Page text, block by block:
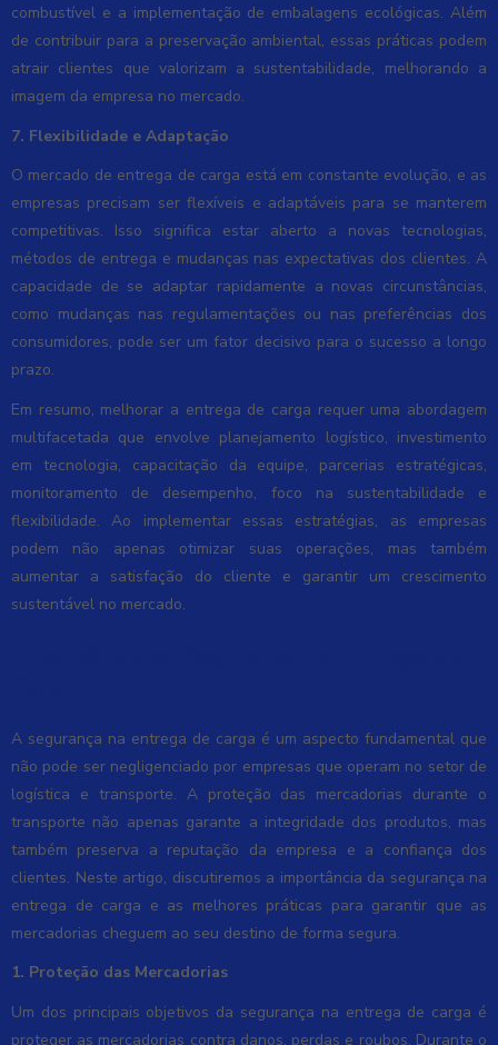
combustível e a implementação de embalagens ecológicas. Além
de contribuir para a preservação ambiental, essas práticas podem
atrair clientes que valorizam a sustentabilidade, melhorando a
imagem da empresa no mercado.
7. Flexibilidade e Adaptação
O mercado de entrega de carga está em constante evolução, e as
empresas precisam ser flexíveis e adaptáveis para se manterem
competitivas. Isso significa estar aberto a novas tecnologias,
métodos de entrega e mudanças nas expectativas dos clientes. A
capacidade de se adaptar rapidamente a novas circunstâncias,
como mudanças nas regulamentações ou nas preferências dos
consumidores, pode ser um fator decisivo para o sucesso a longo
prazo.
Em resumo, melhorar a entrega de carga requer uma abordagem
multifacetada que envolve planejamento logístico, investimento
em tecnologia, capacitação da equipe, parcerias estratégicas,
monitoramento de desempenho, foco na sustentabilidade e
flexibilidade. Ao implementar essas estratégias, as empresas
podem não apenas otimizar suas operações, mas também
aumentar a satisfação do cliente e garantir um crescimento
sustentável no mercado.
A segurança na entrega de carga é um aspecto fundamental que
não pode ser negligenciado por empresas que operam no setor de
logística e transporte. A proteção das mercadorias durante o
transporte não apenas garante a integridade dos produtos, mas
também preserva a reputação da empresa e a confiança dos
clientes. Neste artigo, discutiremos a importância da segurança na
entrega de carga e as melhores práticas para garantir que as
mercadorias cheguem ao seu destino de forma segura.
1. Proteção das Mercadorias
Um dos principais objetivos da segurança na entrega de carga é
proteger as mercadorias contra danos, perdas e roubos. Durante o